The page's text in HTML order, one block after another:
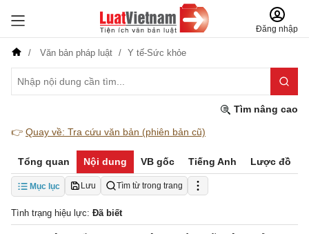
Đăng nhập
Văn bản pháp luật Y tế-Sức khỏe
Tìm nâng cao
👉 Quay về: Tra cứu văn bản (phiên bản cũ)
Tổng quan Nội dung VB gốc Tiếng Anh Lược đồ
Mục lục Lưu Tìm từ trong trang
Tình trạng hiệu lực: Đã biết